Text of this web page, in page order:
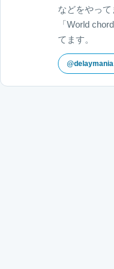
などをやって
「World
てます。